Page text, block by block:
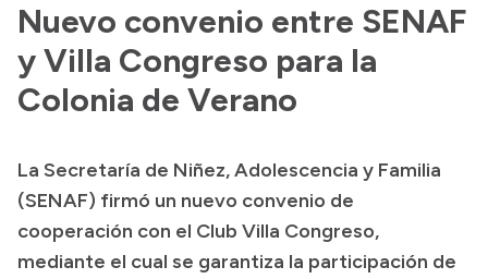
Delegaciones
Normativa
Presupuesto
Boletín Oficial
Compras y licitaciones
Nuevo convenio entre SENAF
y Villa Congreso para la
Colonia de Verano
La Secretaría de Niñez, Adolescencia y Familia
(SENAF) firmó un nuevo convenio de
cooperación con el Club Villa Congreso,
mediante el cual se garantiza la participación de